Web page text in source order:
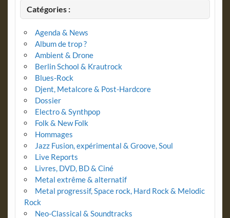
Catégories :
Agenda & News
Album de trop ?
Ambient & Drone
Berlin School & Krautrock
Blues-Rock
Djent, Metalcore & Post-Hardcore
Dossier
Electro & Synthpop
Folk & New Folk
Hommages
Jazz Fusion, expérimental & Groove, Soul
Live Reports
Livres, DVD, BD & Ciné
Metal extrême & alternatif
Metal progressif, Space rock, Hard Rock & Melodic
Rock
Neo-Classical & Soundtracks